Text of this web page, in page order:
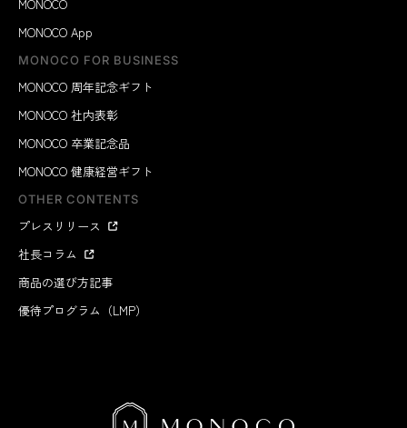
MONOCO
MONOCO App
MONOCO FOR BUSINESS
MONOCO 周年記念ギフト
MONOCO 社内表彰
MONOCO 卒業記念品
MONOCO 健康経営ギフト
OTHER CONTENTS
プレスリリース
社長コラム
商品の選び方記事
優待プログラム（LMP）